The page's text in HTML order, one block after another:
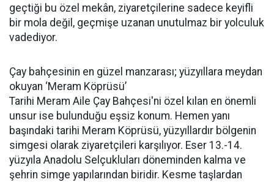
geçtiği bu özel mekân, ziyaretçilerine sadece keyifli
bir mola değil, geçmişe uzanan unutulmaz bir yolculuk
vadediyor.
Çay bahçesinin en güzel manzarası; yüzyıllara meydan
okuyan ‘Meram Köprüsü’
Tarihi Meram Aile Çay Bahçesi'ni özel kılan en önemli
unsur ise bulunduğu eşsiz konum. Hemen yanı
başındaki tarihi Meram Köprüsü, yüzyıllardır bölgenin
simgesi olarak ziyaretçileri karşılıyor. Eser 13.-14.
yüzyıla Anadolu Selçukluları döneminden kalma ve
şehrin simge yapılarından biridir. Kesme taşlardan